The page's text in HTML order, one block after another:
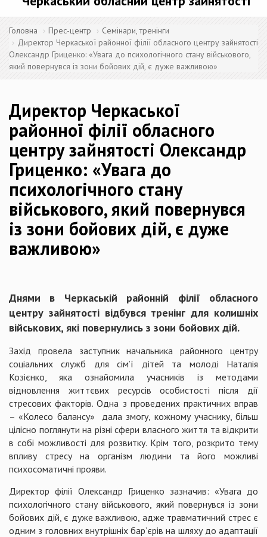
Головна Прес-центр
Семінари, тренінги
Директор Черкаської районної філії обласного центру зайнятості
Олександр Гриценко: «Увага до психологічного стану військового,
який повернувся із зони бойових дій, є дуже важливою»
Директор Черкаської
районної філії обласного
центру зайнятості Олександр
Гриценко: «Увага до
психологічного стану
військового, який повернувся
із зони бойових дій, є дуже
важливою»
Днями в Черкаській районній філії обласного
центру зайнятості відбувся тренінг для колишніх
військових, які повернулись з зони бойових дій.
Захід провела заступник начальника районного центру
соціальних служб для сім’ї дітей та молоді Наталія
Козієнко, яка ознайомила учасників із методами
відновлення життєвих ресурсів особистості після дії
стресових факторів. Одна з проведених практичних вправ
– «Колесо балансу» дала змогу, кожному учаснику, більш
цілісно поглянути на різні сфери власного життя та відкрити
в собі можливості для розвитку. Крім того, розкрито тему
впливу стресу на організм людини та його можливі
психосоматичні прояви.
Директор філії Олександр Гриценко зазначив: «Увага до
психологічного стану військового, який повернувся із зони
бойових дій, є дуже важливою, адже травматичний стрес є
одним з головних внутрішніх бар’єрів на шляху до адаптації